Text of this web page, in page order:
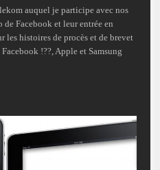
auquel je participe avec nos
Facebook et leur entrée en
les histoires de procès et de brevet
!??, Apple et Samsung